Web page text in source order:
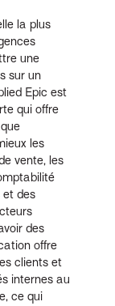
la plus
une
sur un
Epic est
qui offre
les
vente, les
et des
des
offre
clients et
internes au
ce qui